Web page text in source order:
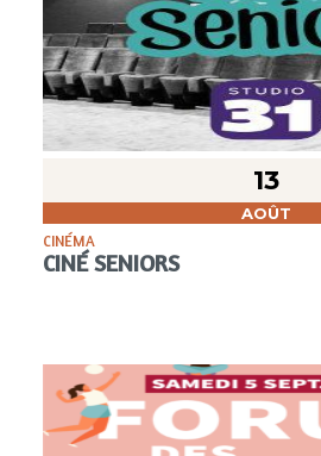
13
AOÛT
CINÉMA
CINÉ SENIORS